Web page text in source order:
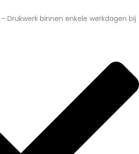
– Drukwerk binnen enkele werkdagen bij